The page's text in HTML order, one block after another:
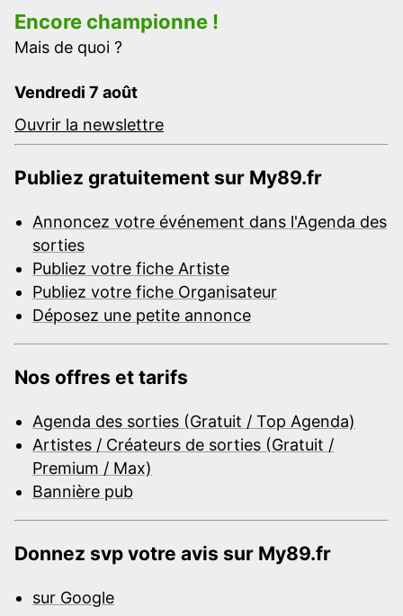
Encore championne !
Mais de quoi ?
Vendredi 7 août
Ouvrir la newslettre
Publiez gratuitement sur My89.fr
Annoncez votre événement dans l'Agenda des
sorties
Publiez votre fiche Artiste
Publiez votre fiche Organisateur
Déposez une petite annonce
Nos offres et tarifs
Agenda des sorties (Gratuit / Top Agenda)
Artistes / Créateurs de sorties (Gratuit /
Premium / Max)
Bannière pub
Donnez svp votre avis sur My89.fr
sur Google